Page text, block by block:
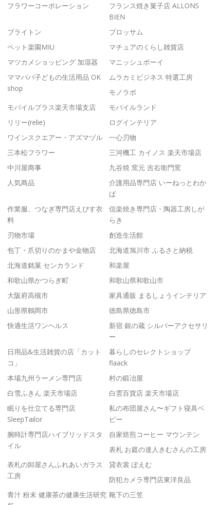
フラワーコーポレーション
フランス焼き菓子店 ALLONS
BIEN
ブライトン
ブロッサム
ペット楽園MIU
マチュアのくらし雑貨店
マツカメショッピング 加湿器
マニッシュボーイ
ママパパ子どもの生活用品 OK
shop
ムラカミビジネス 特選工房
モノラボ
モバイルプラス楽天市場支店
モバイルランド
リリー(relie)
ログインテリア
ワインスクエアー・アズマヅル
一心刃物
三本松フラワー
三河機工 カイノス 楽天市場店
中川屋商事
九谷焼 窯元 吉右衛門窯
人気商品
介護用品専門店 いーねっとわか
ば
作業服、つなぎ専門店えびす衣
料
信楽焼き専門店・陶器工房しが
らき
刃物市場
創造生活館
包丁・爪切りのかまや金物店
北海道旭川市 ふるさと納税
北海道銘菓 センカランド
和楽屋
和歌山県かつらぎ町
和歌山県和歌山市
大阪府高槻市
家具通販 まるしょうインテリア
山形県鶴岡市
徳島県徳島市
快適生活ワンヘルス
新宿 銀の蔵 シルバーアクセサリ
ー
日用品&生活雑貨の店「カット
コ」
暮らしのセレクトショップ
flaack
本場九州ラーメン専門店
村の鍛冶屋
白雪ふきん 楽天市場店
白雲百貨店 楽天市場店
眠りを仕立てる専門店
SleepTailor
私の布団屋さん〜ギフト寝具ベ
ビー
腕時計専門店ハイブリッドスタ
イル
自家焙煎コーヒー マウンテン
表札 お庭の達人きむさんの工房
表札の卸屋さんふれあいガラス
工房
貸衣裳 ぽえむ
防犯カメラ専門店東洋良品
青汁 粉末 健康茶の健康生活研究 靴下の三笠